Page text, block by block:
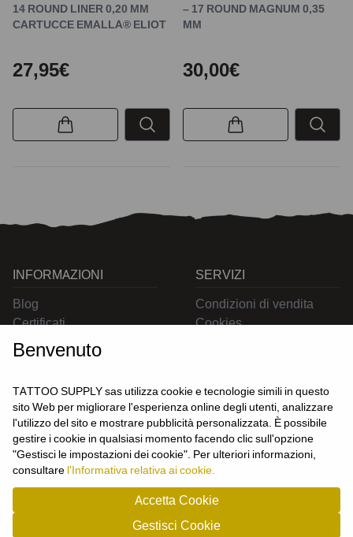
14 ROUND LINER 0,20 MM
CARTUCCE EMALLA® ELIOT
27,95€
– 17 ROUND MAGNUM 0,35
MM
30,00€
CONTATTACI
INFORMAZIONI
Blog
Certificati
Contatti
SERVIZI
Condizioni di vendita
Cookies
UTENTE
Login
Registrati
Benvenuto
TATTOO SUPPLY sas utilizza cookie e tecnologie simili in questo
sito Web per migliorare l'esperienza online degli utenti, analizzare
l'utilizzo del sito e mostrare pubblicità personalizzata. È possibile
gestire i cookie in qualsiasi momento facendo clic sull'opzione
"Gestisci le impostazioni dei cookie". Per ulteriori informazioni,
consultare l'Informativa relativa ai cookie.
Accetta Cookie
Gestisci Cookie